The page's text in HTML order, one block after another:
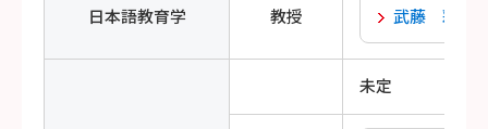
日本語教育学 教授 武藤 彩加
未定